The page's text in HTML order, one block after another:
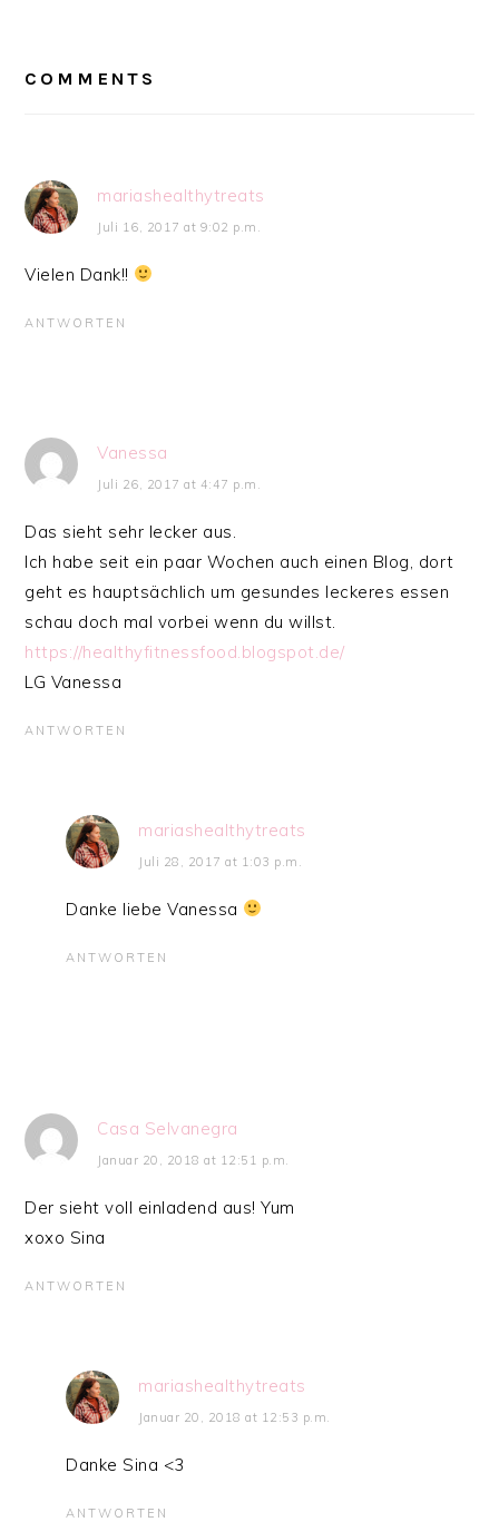
COMMENTS
mariashealthytreats
Juli 16, 2017 at 9:02 p.m.
Vielen Dank!!
ANTWORTEN
Vanessa
Juli 26, 2017 at 4:47 p.m.
Das sieht sehr lecker aus.
Ich habe seit ein paar Wochen auch einen Blog, dort
geht es hauptsächlich um gesundes leckeres essen
schau doch mal vorbei wenn du willst.
https://healthyfitnessfood.blogspot.de/
LG Vanessa
ANTWORTEN
mariashealthytreats
Juli 28, 2017 at 1:03 p.m.
Danke liebe Vanessa
ANTWORTEN
Casa Selvanegra
Januar 20, 2018 at 12:51 p.m.
Der sieht voll einladend aus! Yum
xoxo Sina
ANTWORTEN
mariashealthytreats
Januar 20, 2018 at 12:53 p.m.
Danke Sina <3
ANTWORTEN